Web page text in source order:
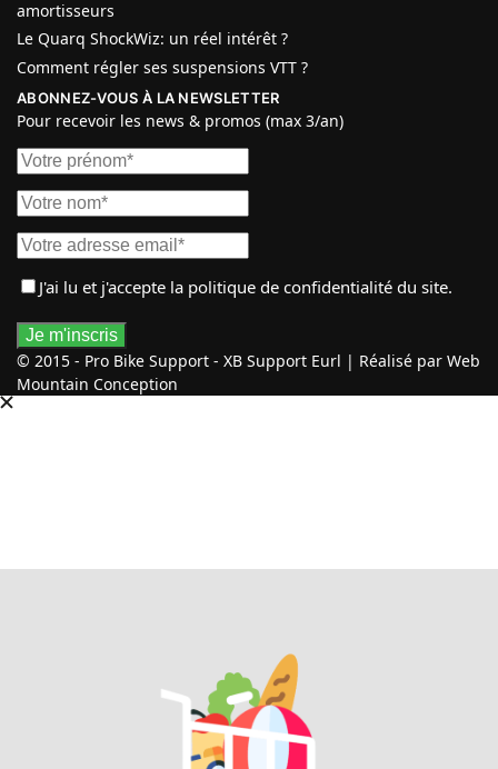
amortisseurs
Le Quarq ShockWiz: un réel intérêt ?
Comment régler ses suspensions VTT ?
ABONNEZ-VOUS À LA NEWSLETTER
Pour recevoir les news & promos (max 3/an)
J'ai lu et j'accepte la politique de confidentialité du site.
© 2015 - Pro Bike Support - XB Support Eurl | Réalisé par Web
Mountain Conception